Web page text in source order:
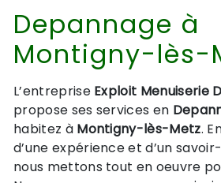
Depannage à
Montigny-lès-
L’entreprise Exploit Menuiserie
propose ses services en
habitez à Montigny-lès-Metz.
d’une expérience et d’un
nous mettons tout en oeuvre